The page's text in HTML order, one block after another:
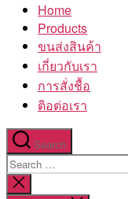
โรงงานHome
Products
ขนส่งสินค้า
เกี่ยวกับเรา
การสั่งชื้อ
ติอต่อเรา
Search
Search
for:
Close